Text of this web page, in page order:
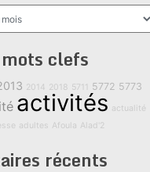
clefs
2014 2018 5711 5772 5773
activités actualité
adultes Afoula Alad'2
récents